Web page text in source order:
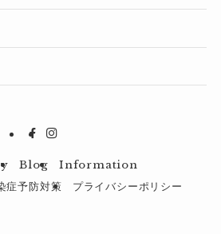
Blog
Information
予防対策
プライバシーポリシー